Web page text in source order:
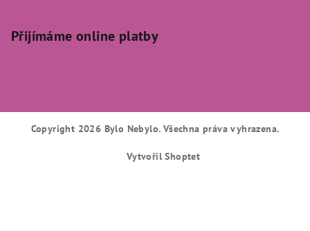
Přijímáme online platby
Copyright 2026 Bylo Nebylo. Všechna práva vyhrazena.
Vytvořil Shoptet